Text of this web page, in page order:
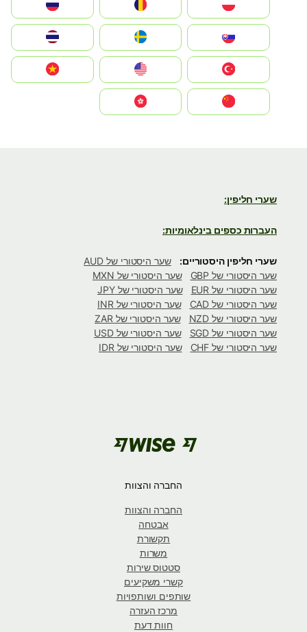
România
Slovensko
United States
Vietnam
שערי חליפין:
העברות כספים בינלאומיות:
שערי חליפין היסטוריים:
שער היסטורי של AUD
שער היסטורי של GBP
שער היסטורי של MXN
שער היסטורי של EUR
שער היסטורי של JPY
שער היסטורי של CAD
שער היסטורי של INR
שער היסטורי של NZD
שער היסטורי של ZAR
שער היסטורי של SGD
שער היסטורי של USD
שער היסטורי של CHF
שער היסטורי של IDR
החברה והצוות
החברה והצוות
אבטחה
תקשורת
משרות
סטטוס שירות
קשרי משקיעים
שותפים ושותפויות
מרכז העזרה
חוות דעת